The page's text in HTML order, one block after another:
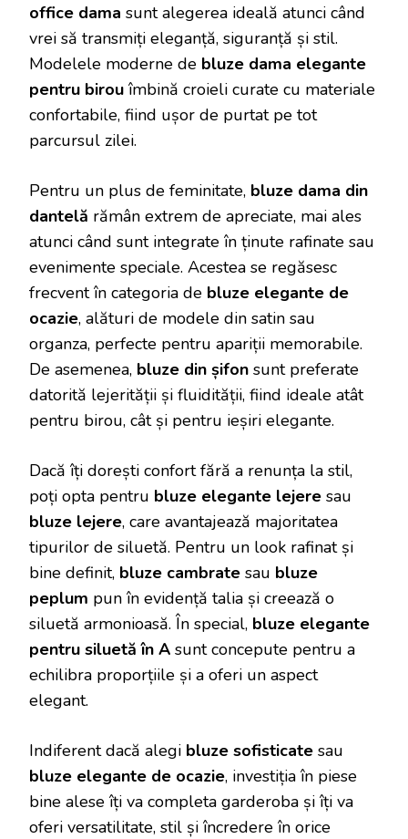
office dama sunt alegerea ideală atunci când
vrei să transmiți eleganță, siguranță și stil.
Modelele moderne de bluze dama elegante
pentru birou îmbină croieli curate cu materiale
confortabile, fiind ușor de purtat pe tot
parcursul zilei.
Pentru un plus de feminitate, bluze dama din
dantelă rămân extrem de apreciate, mai ales
atunci când sunt integrate în ținute rafinate sau
evenimente speciale. Acestea se regăsesc
frecvent în categoria de bluze elegante de
ocazie, alături de modele din satin sau
organza, perfecte pentru apariții memorabile.
De asemenea, bluze din șifon sunt preferate
datorită lejerității și fluidității, fiind ideale atât
pentru birou, cât și pentru ieșiri elegante.
Dacă îți dorești confort fără a renunța la stil,
poți opta pentru bluze elegante lejere sau
bluze lejere, care avantajează majoritatea
tipurilor de siluetă. Pentru un look rafinat și
bine definit, bluze cambrate sau bluze
peplum pun în evidență talia și creează o
siluetă armonioasă. În special, bluze elegante
pentru siluetă în A sunt concepute pentru a
echilibra proporțiile și a oferi un aspect
elegant.
Indiferent dacă alegi bluze sofisticate sau
bluze elegante de ocazie, investiția în piese
bine alese îți va completa garderoba și îți va
oferi versatilitate, stil și încredere în orice